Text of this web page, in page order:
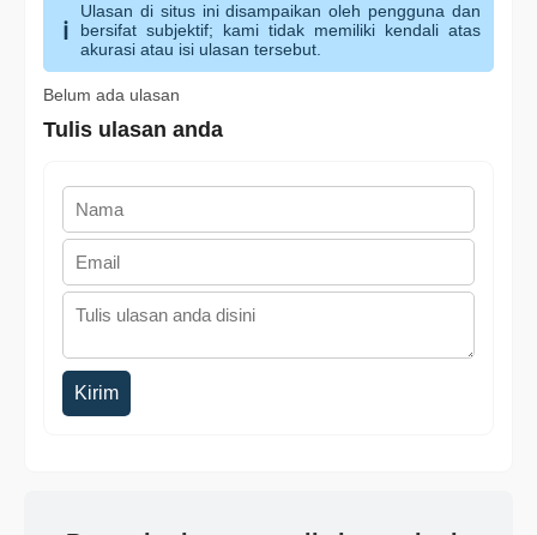
Ulasan di situs ini disampaikan oleh pengguna dan
bersifat subjektif; kami tidak memiliki kendali atas
akurasi atau isi ulasan tersebut.
Belum ada ulasan
Tulis ulasan anda
Kirim